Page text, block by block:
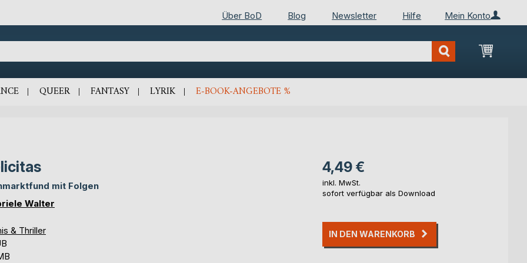
Mein Konto
Über BoD Blog Newsletter Hilfe
Mein
QUEER FANTASY LYRIK E-BOOK-ANGEBOTE %
mit Folgen
Walter
& Thriller
4,49 €
inkl. MwSt.
sofort verfügbar als Download
IN DEN WARENKORB